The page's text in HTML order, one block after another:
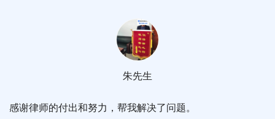
感谢律师的付出和努力，帮我解决了问题。
朱先生